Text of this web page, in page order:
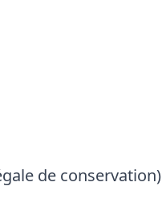
de conservation)